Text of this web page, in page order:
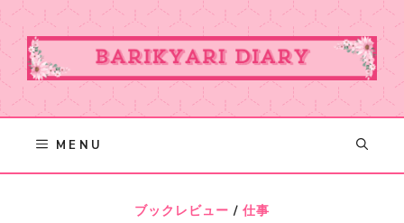
Skip
to
content
MENU
ブックレビュー / 仕事